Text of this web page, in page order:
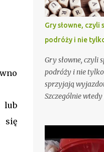
lub
się
Gry słowne, czyli
podróży i nie
Gry słowne, czyli
podróży i nie
sprzyjają
Szczególnie
oczywiście